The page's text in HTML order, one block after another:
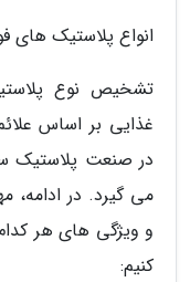
انواع پلاستیک های
تشخیص نوع
غذایی بر اساس
در صنعت پلاستیک
می گیرد. در ادامه،
و ویژگی های هر
کنیم: